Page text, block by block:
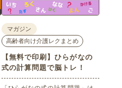
マガジン
高齢者向け介護レクまとめ
【無料で印刷】ひらがなの
式の計算問題で脳トレ！